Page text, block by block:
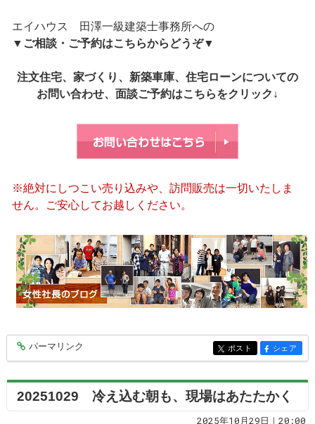
エイハウス 田澤一級建築士事務所への
▼ ご相談・ご予約はこちらからどうぞ▼
注文住宅、家づくり、新築車庫、住宅ローンについての
お問い合わせ、面談ご予約はこちらをクリック↓
※絶対にしつこい売り込みや、訪問販売は一切いたしま
せん。ご安心してお越しください。
entry9994
パーマリンク entry9994
ポスト entry9994
シェア
20251029 冷え込む朝も、現場はあたたかく
2025年10月29日｜20:00